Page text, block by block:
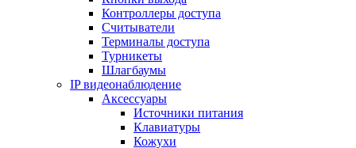
Контроллеры доступа
Считыватели
Терминалы доступа
Турникеты
Шлагбаумы
IP видеонаблюдение
Аксессуары
Источники питания
Клавиатуры
Кожухи